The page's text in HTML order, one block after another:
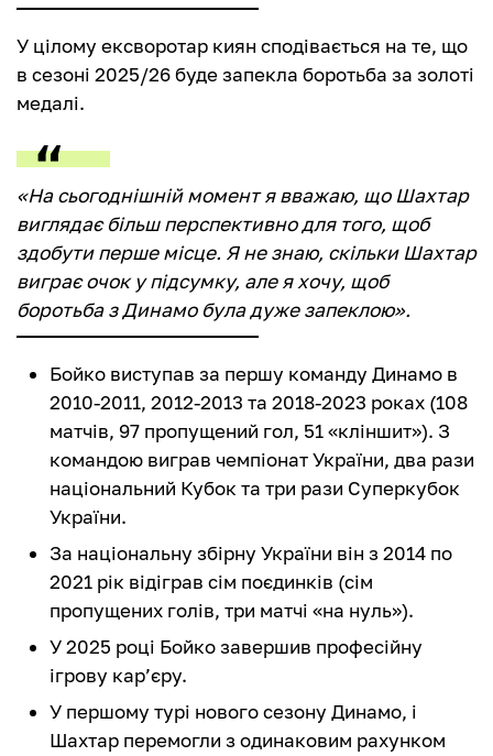
У цілому ексворотар киян сподівається на те, що
в сезоні 2025/26 буде запекла боротьба за золоті
медалі.
«На сьогоднішній момент я вважаю, що Шахтар
виглядає більш перспективно для того, щоб
здобути перше місце. Я не знаю, скільки Шахтар
виграє очок у підсумку, але я хочу, щоб
боротьба з Динамо була дуже запеклою».
Бойко виступав за першу команду Динамо в
2010-2011, 2012-2013 та 2018-2023 роках (108
матчів, 97 пропущений гол, 51 «кліншит»). З
командою виграв чемпіонат України, два рази
національний Кубок та три рази Суперкубок
України.
За національну збірну України він з 2014 по
2021 рік відіграв сім поєдинків (сім
пропущених голів, три матчі «на нуль»).
У 2025 році Бойко завершив професійну
ігрову кар’єру.
У першому турі нового сезону Динамо, і
Шахтар перемогли з одинаковим рахунком